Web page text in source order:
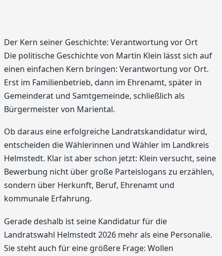
Der Kern seiner Geschichte: Verantwortung vor Ort
Die politische Geschichte von Martin Klein lässt sich auf
einen einfachen Kern bringen: Verantwortung vor Ort.
Erst im Familienbetrieb, dann im Ehrenamt, später in
Gemeinderat und Samtgemeinde, schließlich als
Bürgermeister von Mariental.
Ob daraus eine erfolgreiche Landratskandidatur wird,
entscheiden die Wählerinnen und Wähler im Landkreis
Helmstedt. Klar ist aber schon jetzt: Klein versucht, seine
Bewerbung nicht über große Parteislogans zu erzählen,
sondern über Herkunft, Beruf, Ehrenamt und
kommunale Erfahrung.
Gerade deshalb ist seine Kandidatur für die
Landratswahl Helmstedt 2026 mehr als eine Personalie.
Sie steht auch für eine größere Frage: Wollen